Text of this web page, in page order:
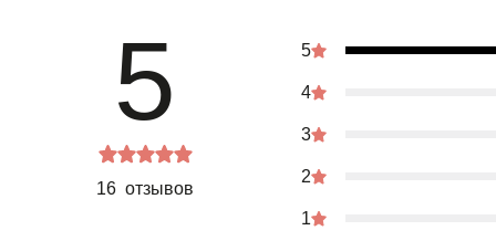
5
16 отзывов
5
4
3
2
1